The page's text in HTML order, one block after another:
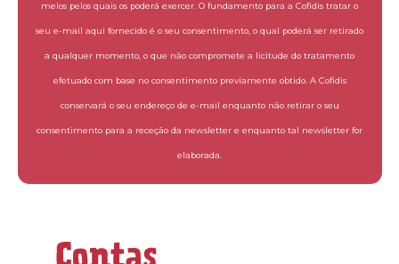
meios pelos quais os poderá exercer. O fundamento para a Cofidis tratar o
seu e-mail aqui fornecido é o seu consentimento, o qual poderá ser retirado
a qualquer momento, o que não compromete a licitude do tratamento
efetuado com base no consentimento previamente obtido. A Cofidis
conservará o seu endereço de e-mail enquanto não retirar o seu
consentimento para a receção da newsletter e enquanto tal newsletter for
elaborada.